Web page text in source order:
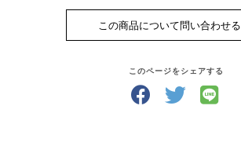
この商品について問い合わせる
このページをシェアする